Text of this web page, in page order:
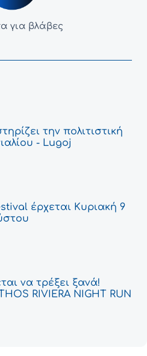
για βλάβες
την πολιτιστική
- Lugoj
έρχεται Κυριακή 9
να τρέξει ξανά!
RIVIERA NIGHT RUN